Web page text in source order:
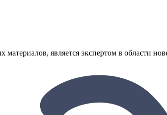
является экспертом в области